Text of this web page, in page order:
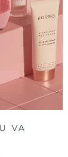
VA
estimée11/8/26
estimée 9/8/26
estimée17/8/26
estimée11/8/26